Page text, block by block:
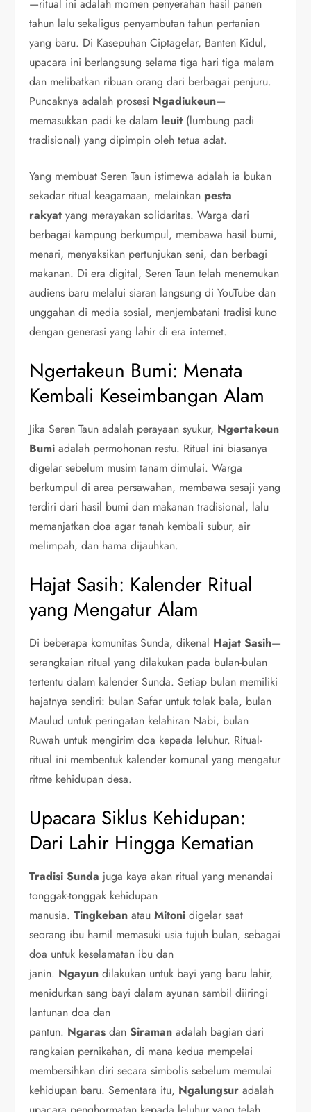
—ritual ini adalah momen penyerahan hasil panen
tahun lalu sekaligus penyambutan tahun pertanian
yang baru. Di Kasepuhan Ciptagelar, Banten Kidul,
upacara ini berlangsung selama tiga hari tiga malam
dan melibatkan ribuan orang dari berbagai penjuru.
Puncaknya adalah prosesi Ngadiukeun—
memasukkan padi ke dalam leuit (lumbung padi
tradisional) yang dipimpin oleh tetua adat.
Yang membuat Seren Taun istimewa adalah ia bukan
sekadar ritual keagamaan, melainkan pesta
rakyat yang merayakan solidaritas. Warga dari
berbagai kampung berkumpul, membawa hasil bumi,
menari, menyaksikan pertunjukan seni, dan berbagi
makanan. Di era digital, Seren Taun telah menemukan
audiens baru melalui siaran langsung di YouTube dan
unggahan di media sosial, menjembatani tradisi kuno
dengan generasi yang lahir di era internet.
Ngertakeun Bumi: Menata
Kembali Keseimbangan Alam
Jika Seren Taun adalah perayaan syukur, Ngertakeun
Bumi adalah permohonan restu. Ritual ini biasanya
digelar sebelum musim tanam dimulai. Warga
berkumpul di area persawahan, membawa sesaji yang
terdiri dari hasil bumi dan makanan tradisional, lalu
memanjatkan doa agar tanah kembali subur, air
melimpah, dan hama dijauhkan.
Hajat Sasih: Kalender Ritual
yang Mengatur Alam
Di beberapa komunitas Sunda, dikenal Hajat Sasih—
serangkaian ritual yang dilakukan pada bulan-bulan
tertentu dalam kalender Sunda. Setiap bulan memiliki
hajatnya sendiri: bulan Safar untuk tolak bala, bulan
Maulud untuk peringatan kelahiran Nabi, bulan
Ruwah untuk mengirim doa kepada leluhur. Ritual-
ritual ini membentuk kalender komunal yang mengatur
ritme kehidupan desa.
Upacara Siklus Kehidupan:
Dari Lahir Hingga Kematian
Tradisi Sunda juga kaya akan ritual yang menandai
tonggak-tonggak kehidupan
manusia.Tingkeban atauMitoni digelar saat
seorang ibu hamil memasuki usia tujuh bulan, sebagai
doa untuk keselamatan ibu dan
janin. Ngayun dilakukan untuk bayi yang baru lahir,
menidurkan sang bayi dalam ayunan sambil diiringi
lantunan doa dan
pantun. Ngaras danSiraman adalah bagian dari
rangkaian pernikahan, di mana kedua mempelai
membersihkan diri secara simbolis sebelum memulai
kehidupan baru. Sementara itu, Ngalungsur adalah